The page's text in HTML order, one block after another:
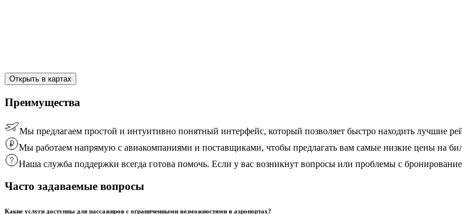
Открыть в картах
Преимущества
Мы предлагаем простой и интуитивно понятный интерфейс, который позволяет быстро находить лучшие
Мы работаем напрямую с авиакомпаниями и поставщиками, чтобы предлагать вам самые низкие цены на
Наша служба поддержки всегда готова помочь. Если у вас возникнут вопросы или проблемы с
Часто задаваемые вопросы
Какие услуги доступны для пассажиров с ограниченными возможностями в аэропортах?